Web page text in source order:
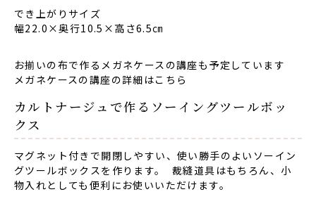
でき上がりサイズ
幅22.0×奥行10.5×高さ6.5㎝
お揃いの布で作るメガネケースの講座も予定しています
メガネケースの講座の詳細はこちら
カルトナージュで作るソーイングツールボッ
クス
マグネット付きで開閉しやすい、使い勝手のよいソーイン
グツールボックスを作ります。 裁縫道具はもちろん、小
物入れとしても便利にお使いいただけます。